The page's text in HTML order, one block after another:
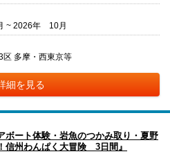
~ 2026年 10月
区 多摩・西東京等
細を見る
ボート体験・岩魚のつかみ取り・夏野
信州わんぱく大冒険 3日間』